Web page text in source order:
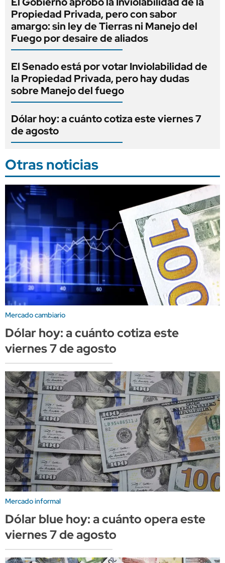
Propiedad Privada, pero con sabor
amargo: sin ley de Tierras ni Manejo del
Fuego por desaire de aliados
El Senado está por votar Inviolabilidad de
la Propiedad Privada, pero hay dudas
sobre Manejo del fuego
Dólar hoy: a cuánto cotiza este viernes 7
de agosto
Otras noticias
Mercado cambiario
Dólar hoy: a cuánto cotiza este
viernes 7 de agosto
Mercado informal
Dólar blue hoy: a cuánto opera este
viernes 7 de agosto